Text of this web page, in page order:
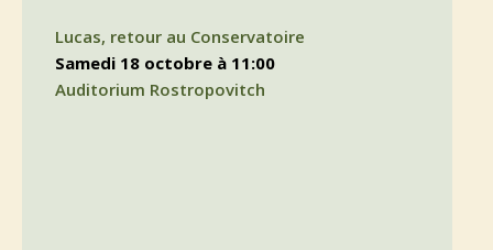
Lucas, retour au Conservatoire
samedi 18 octobre à 11:00
Auditorium Rostropovitch